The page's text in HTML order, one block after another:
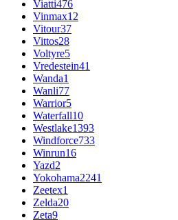
Viatti476
Vinmax12
Vitour37
Vittos28
Voltyre5
Vredestein41
Wanda1
Wanli77
Warrior5
Waterfall10
Westlake1393
Windforce733
Winrun16
Yazd2
Yokohama2241
Zeetex1
Zelda20
Zeta9